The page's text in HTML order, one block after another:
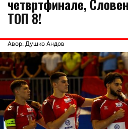
четвртфинале,
ТОП 8!
Авор: Душко Андов